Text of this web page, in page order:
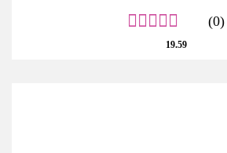
(0)
19.59